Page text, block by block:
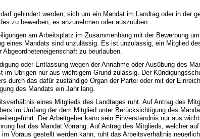
gehindert werden, sich um ein Mandat im Landtag oder in der
zu bewerben, es anzunehmen oder auszuüben.
am Arbeitsplatz im Zusammenhang mit der Bewerbung
eines Mandats sind unzulässig. Es ist unzulässig, ein Mitglied
Abgeordneteneigenschaft zu beurlauben.
oder Entlassung wegen der Annahme oder Ausübung des
im Übrigen nur aus wichtigem Grund zulässig. Der
durch das dafür zuständige Organ der Partei oder mit der
des Mandats ein Jahr lang.
eines Mitglieds des Landtages ruht. Auf Antrag des
im Umfang der dem Mitglied unter Berücksichtigung des
Der Arbeitgeber kann sein Einverständnis nur aus
hat das Mandat Vorrang. Auf Antrag des Mitglieds, welcher
Voraus gestellt werden kann, ruht das Arbeitsverhältnis